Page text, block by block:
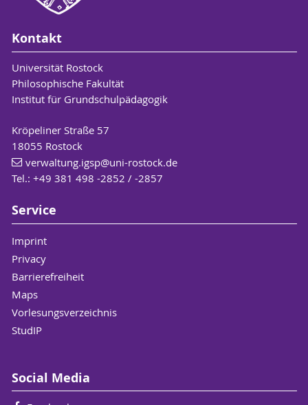
Kontakt
Universität Rostock
Philosophische Fakultät
Institut für Grundschulpädagogik
Kröpeliner Straße 57
18055 Rostock
verwaltung.igsp@uni-rostock.de
Tel.: +49 381 498 -2852 / -2857
Service
Imprint
Privacy
Barrierefreiheit
Maps
Vorlesungsverzeichnis
StudIP
Social Media